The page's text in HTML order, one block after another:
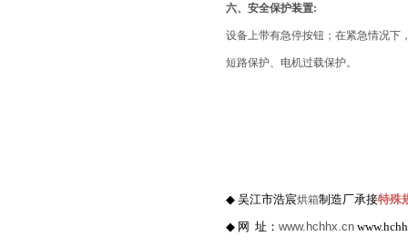
六、安全保护装置:
设备上带有急停按钮； 在紧急情况下
短路保护、电机过载保护。
◆ 吴江市浩宸烘箱制造厂承接特殊
◆ 网 址： www.hchhx.cn